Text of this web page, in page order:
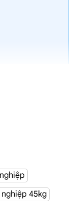
gas được
web
15,
45kg